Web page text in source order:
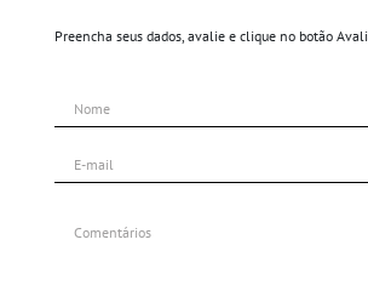
Preencha seus dados, avalie e clique no botão